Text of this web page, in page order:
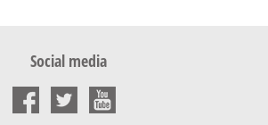
Social media